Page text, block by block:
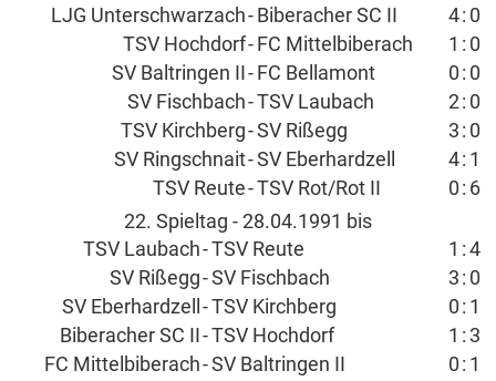
LJG Unterschwarzach- Biberacher SC II 4: 0
TSV Hochdorf- FC Mittelbiberach 1 : 0
SV Baltringen II - FC Bellamont 0 : 0
SV Fischbach-TSV Laubach 2: 0
TSV Kirchberg-SV Rißegg 3 : 0
SV Ringschnait-SV Eberhardzell 4: 1
TSV Reute-TSV Rot/Rot II 0 : 6
22. Spieltag - 28.04.1991 bis
TSV Laubach-TSV Reute 1 : 4
SV Rißegg-SV Fischbach 3 : 0
SV Eberhardzell -TSV Kirchberg 0 : 1
Biberacher SC II -TSV Hochdorf 1 : 3
FC Mittelbiberach-SV Baltringen II 0 : 1